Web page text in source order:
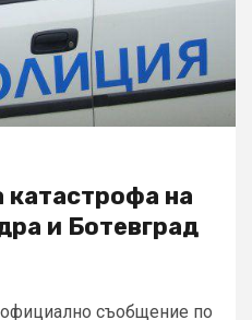
на
и Ботевград
официално съобщение по